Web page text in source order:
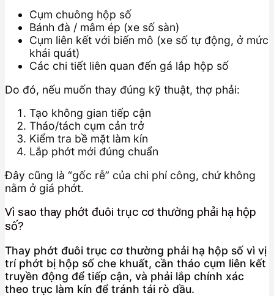
Cụm chuông hộp số
Bánh đà / mâm ép (xe số sàn)
Cụm liên kết với biến mô (xe số tự động, ở mức
khái quát)
Các chi tiết liên quan đến gá lắp hộp số
Do đó, nếu muốn thay đúng kỹ thuật, thợ phải:
Tạo không gian tiếp cận
Tháo/tách cụm cản trở
Kiểm tra bề mặt làm kín
Lắp phớt mới đúng chuẩn
Đây cũng là “gốc rễ” của chi phí công, chứ không
nằm ở giá phớt.
Vì sao thay phớt đuôi trục cơ thường phải hạ hộp
số?
Thay phớt đuôi trục cơ thường phải hạ hộp số vì vị
trí phớt bị hộp số che khuất, cần tháo cụm liên kết
truyền động để tiếp cận, và phải lắp chính xác
theo trục làm kín để tránh tái rò dầu.